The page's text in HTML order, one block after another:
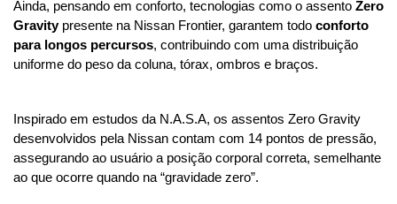
Ainda, pensando em conforto, tecnologias como o assento Zero
Gravity presente na Nissan Frontier, garantem todo conforto
para longos percursos, contribuindo com uma distribuição
uniforme do peso da coluna, tórax, ombros e braços.
Inspirado em estudos da N.A.S.A, os assentos Zero Gravity
desenvolvidos pela Nissan contam com 14 pontos de pressão,
assegurando ao usuário a posição corporal correta, semelhante
ao que ocorre quando na “gravidade zero”.